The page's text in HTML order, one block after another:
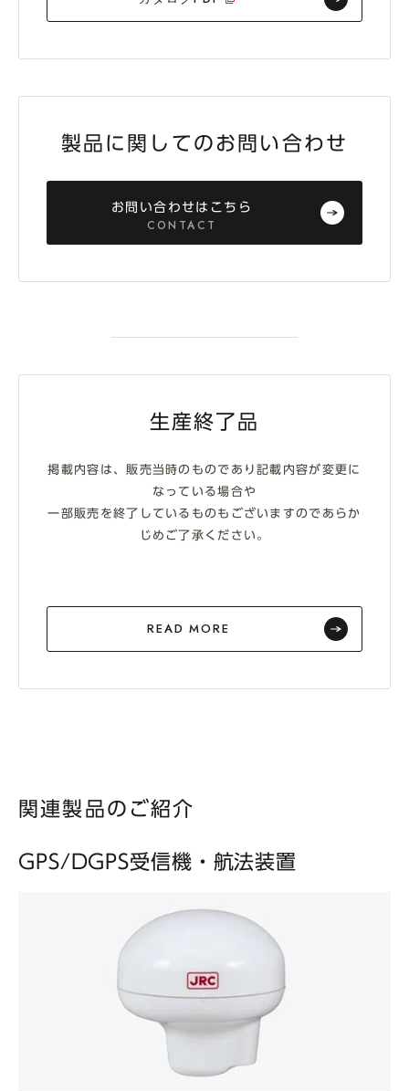
製品に関してのお問い合わせ
お問い合わせはこちら
CONTACT
生産終了品
掲載内容は、販売当時のものであり記載内容が変更に
なっている場合や
一部販売を終了しているものもございますのであらか
じめご了承ください。
READ MORE
関連製品のご紹介
GPS/DGPS受信機・航法装置